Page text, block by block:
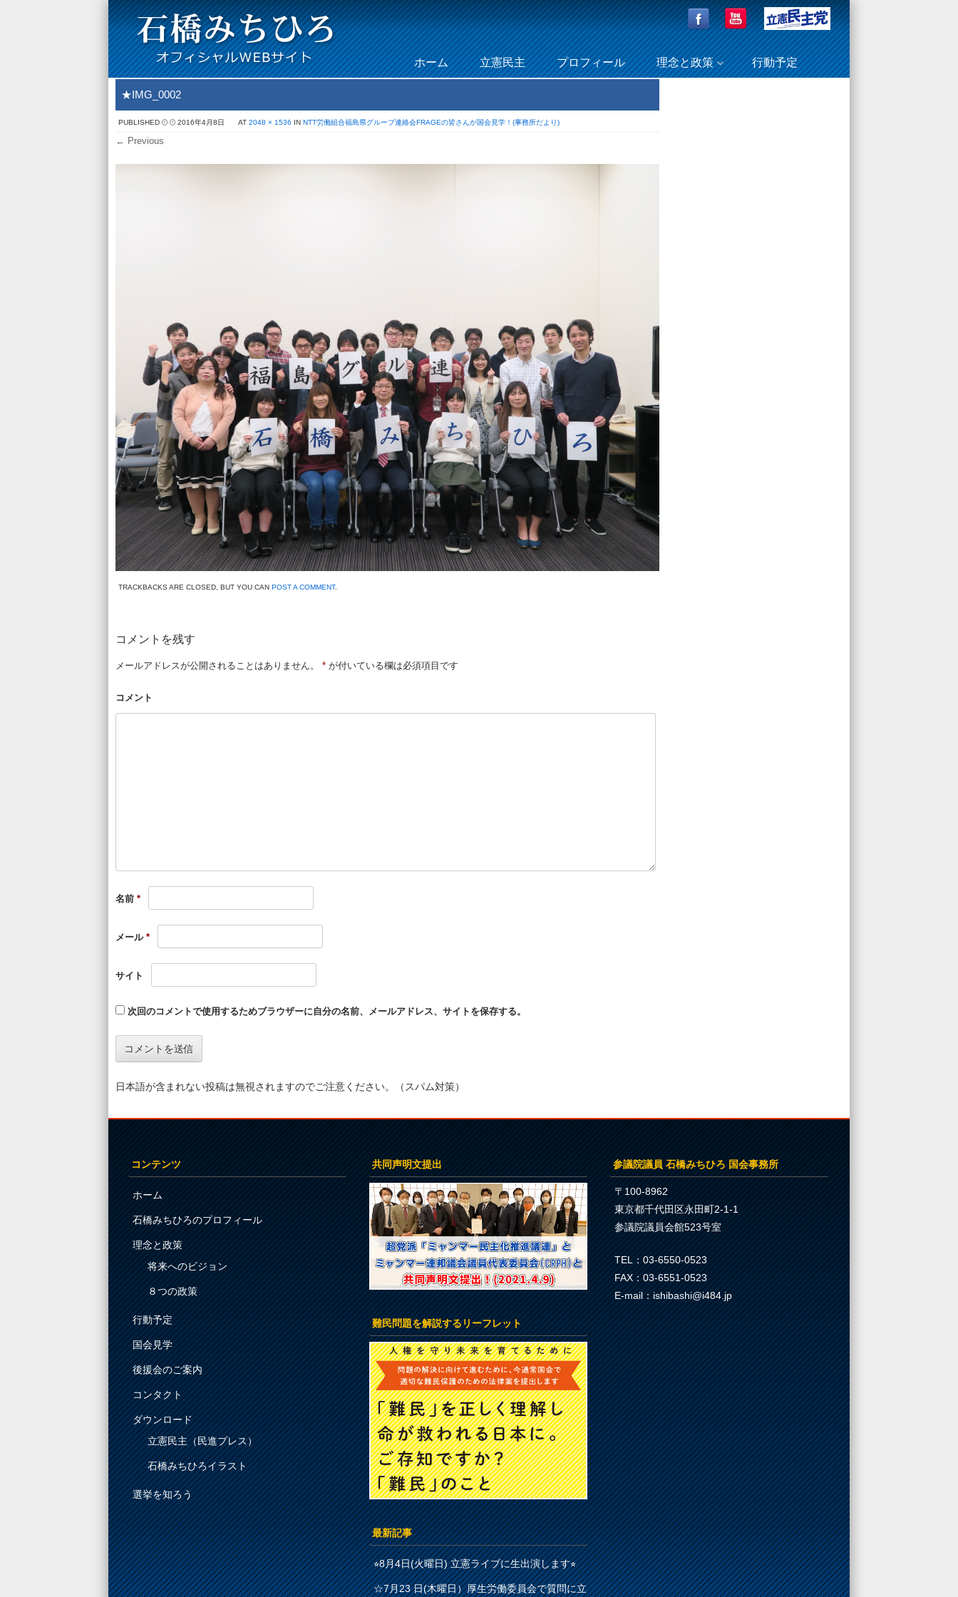
Menu
Skip to content
ホーム 立憲民主 プロフィール 理念と政策 行動予定
★IMG_0002
PUBLISHED 2016年4月8日 AT 2048 × 1536 IN NTT労働組合福島県グループ連絡会FRAGEの皆さんが国会見学！(事務所だより)
← Previous
TRACKBACKS ARE CLOSED, BUT YOU CAN POST A COMMENT.
コメントを残す
メールアドレスが公開されることはありません。 * が付いている欄は必須項目です
コメント
名前 *
メール *
サイト
次回のコメントで使用するためブラウザーに自分の名前、メールアドレス、サイトを保存する。
日本語が含まれない投稿は無視されますのでご注意ください。（スパム対策）
コンテンツ
ホーム
石橋みちひろのプロフィール
理念と政策
将来へのビジョン
８つの政策
行動予定
国会見学
後援会のご案内
コンタクト
ダウンロード
立憲民主（民進プレス）
石橋みちひろイラスト
選挙を知ろう
共同声明文提出
難民問題を解説するリーフレット
最新記事
⭐︎8月4日(火曜日) 立憲ライブに生出演します⭐︎
☆7月23 日(木曜日）厚生労働委員会で質問に立
参議院議員 石橋みちひろ 国会事務所
〒100-8962
東京都千代田区永田町2-1-1
参議院議員会館523号室
TEL：03-6550-0523
FAX：03-6551-0523
E-mail：ishibashi@i484.jp